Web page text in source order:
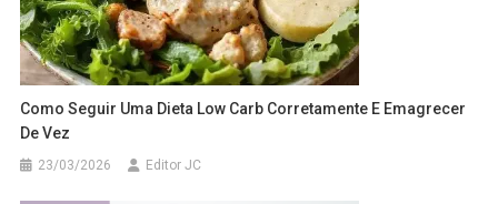
Como Seguir Uma Dieta Low Carb Corretamente E Emagrecer
De Vez
23/03/2026 Editor JC